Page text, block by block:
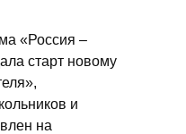
«Россия –
старт новому
и
на